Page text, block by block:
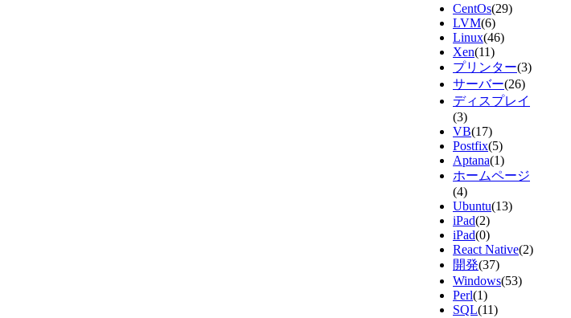
CentOs(29)
LVM(6)
Linux(46)
Xen(11)
プリンター(3)
サーバー(26)
ディスプレイ
(3)
VB(17)
Postfix(5)
Aptana(1)
ホームページ
(4)
Ubuntu(13)
iPad(2)
iPad(0)
React Native(2)
開発(37)
Windows(53)
Perl(1)
SQL(11)